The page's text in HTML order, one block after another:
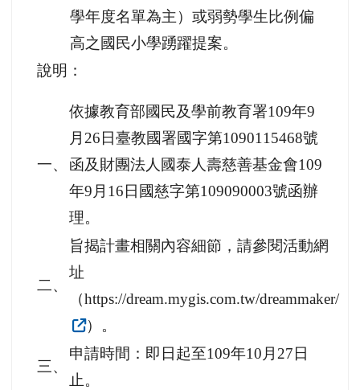
學年度名單為主）或弱勢學生比例偏
高之國民小學踴躍提案。
說明：
一、
依據教育部國民及學前教育署109年9
月26日臺教國署國字第1090115468號
函及財團法人國泰人壽慈善基金會109
年9月16日國慈字第109090003號函辦
理。
二、
旨揭計畫相關內容細節，請參閱活動網
址
（https://dream.mygis.com.tw/dreammaker/
）。
三、
申請時間：即日起至109年10月27日
止。